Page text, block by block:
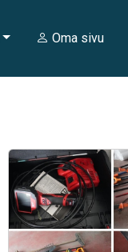
Oma sivu